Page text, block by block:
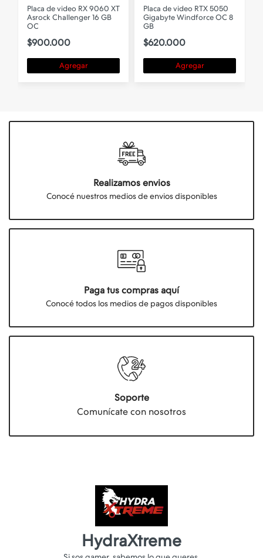
Placa de video RTX 5050
Gigabyte Windforce OC 8
GB
$620.000
Agregar
Placa de video RTX 5070
Zotac Gaming TWIN EDGE
OC 12GB GDDR7
$1.300.000
Agregar
Realizamos envios
Conocé nuestros medios de envios disponibles
Paga tus compras aquí
Conocé todos los medios de pagos disponibles
Soporte
Comunícate con nosotros
HydraXtreme